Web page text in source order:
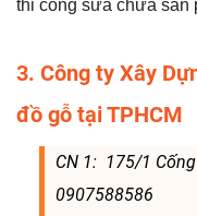
thi công sửa chữa sản
3. Công ty Xây
đồ gỗ tại TPHCM
CN 1: 175/1
0907588586